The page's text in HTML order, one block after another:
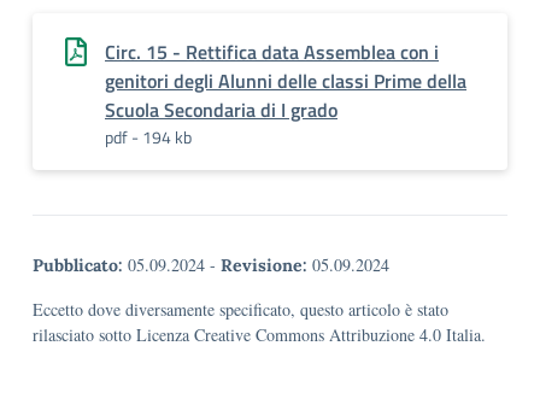
Circ. 15 - Rettifica data Assemblea con i
genitori degli Alunni delle classi Prime della
Scuola Secondaria di I grado
pdf - 194 kb
Pubblicato: 05.09.2024 - Revisione: 05.09.2024
Eccetto dove diversamente specificato, questo articolo è stato
rilasciato sotto Licenza Creative Commons Attribuzione 4.0 Italia.